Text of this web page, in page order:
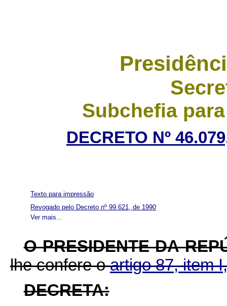
Subchefia
DECRETO Nº
Ver mais...
Texto para impressão
Revogado pelo Decreto nº 99.621, de 1990
O PRESIDENTE DA
lhe confere oartigo 87, item
DECRETA: